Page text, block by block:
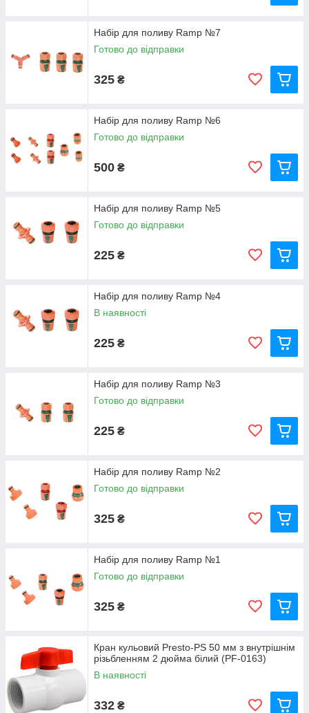
Набір для поливу Ramp №7
Готово до відправки
325 ₴
Набір для поливу Ramp №6
Готово до відправки
500 ₴
Набір для поливу Ramp №5
Готово до відправки
225 ₴
Набір для поливу Ramp №4
В наявності
225 ₴
Набір для поливу Ramp №3
Готово до відправки
225 ₴
Набір для поливу Ramp №2
Готово до відправки
325 ₴
Набір для поливу Ramp №1
Готово до відправки
325 ₴
Кран кульовий Presto-PS 50 мм з внутрішнім
різьбленням 2 дюйма білий (PF-0163)
В наявності
332 ₴